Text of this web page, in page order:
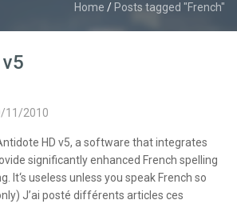
Home / Posts tagged "French"
11/2010
HD v5, a software that integrates
significantly enhanced French spelling
It‘s useless unless you speak French so
J’ai posté différents articles ces